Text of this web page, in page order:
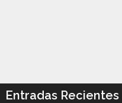
Entradas Recientes